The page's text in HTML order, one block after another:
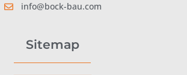
info@bock-bau.com
Sitemap